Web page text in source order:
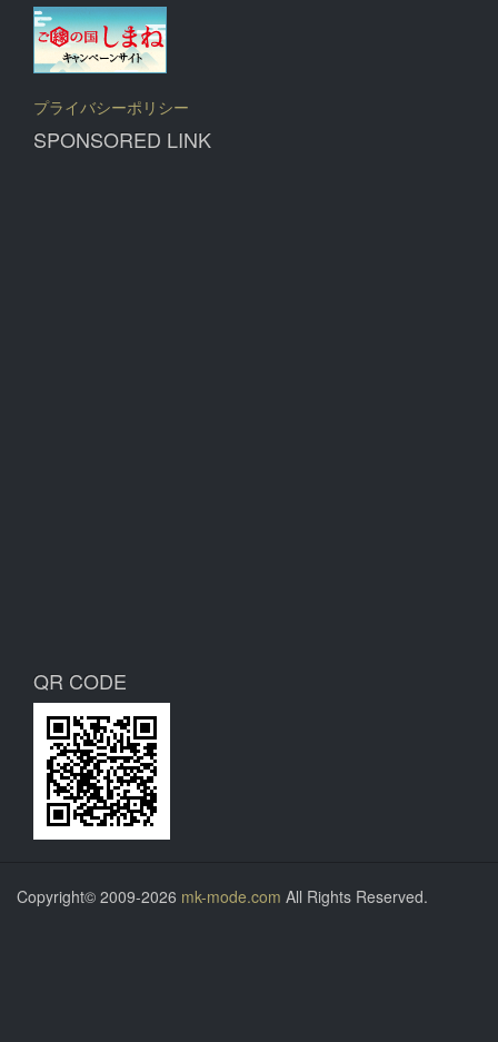
プライバシーポリシー
SPONSORED LINK
QR CODE
Copyright© 2009-2026 mk-mode.com All Rights Reserved.